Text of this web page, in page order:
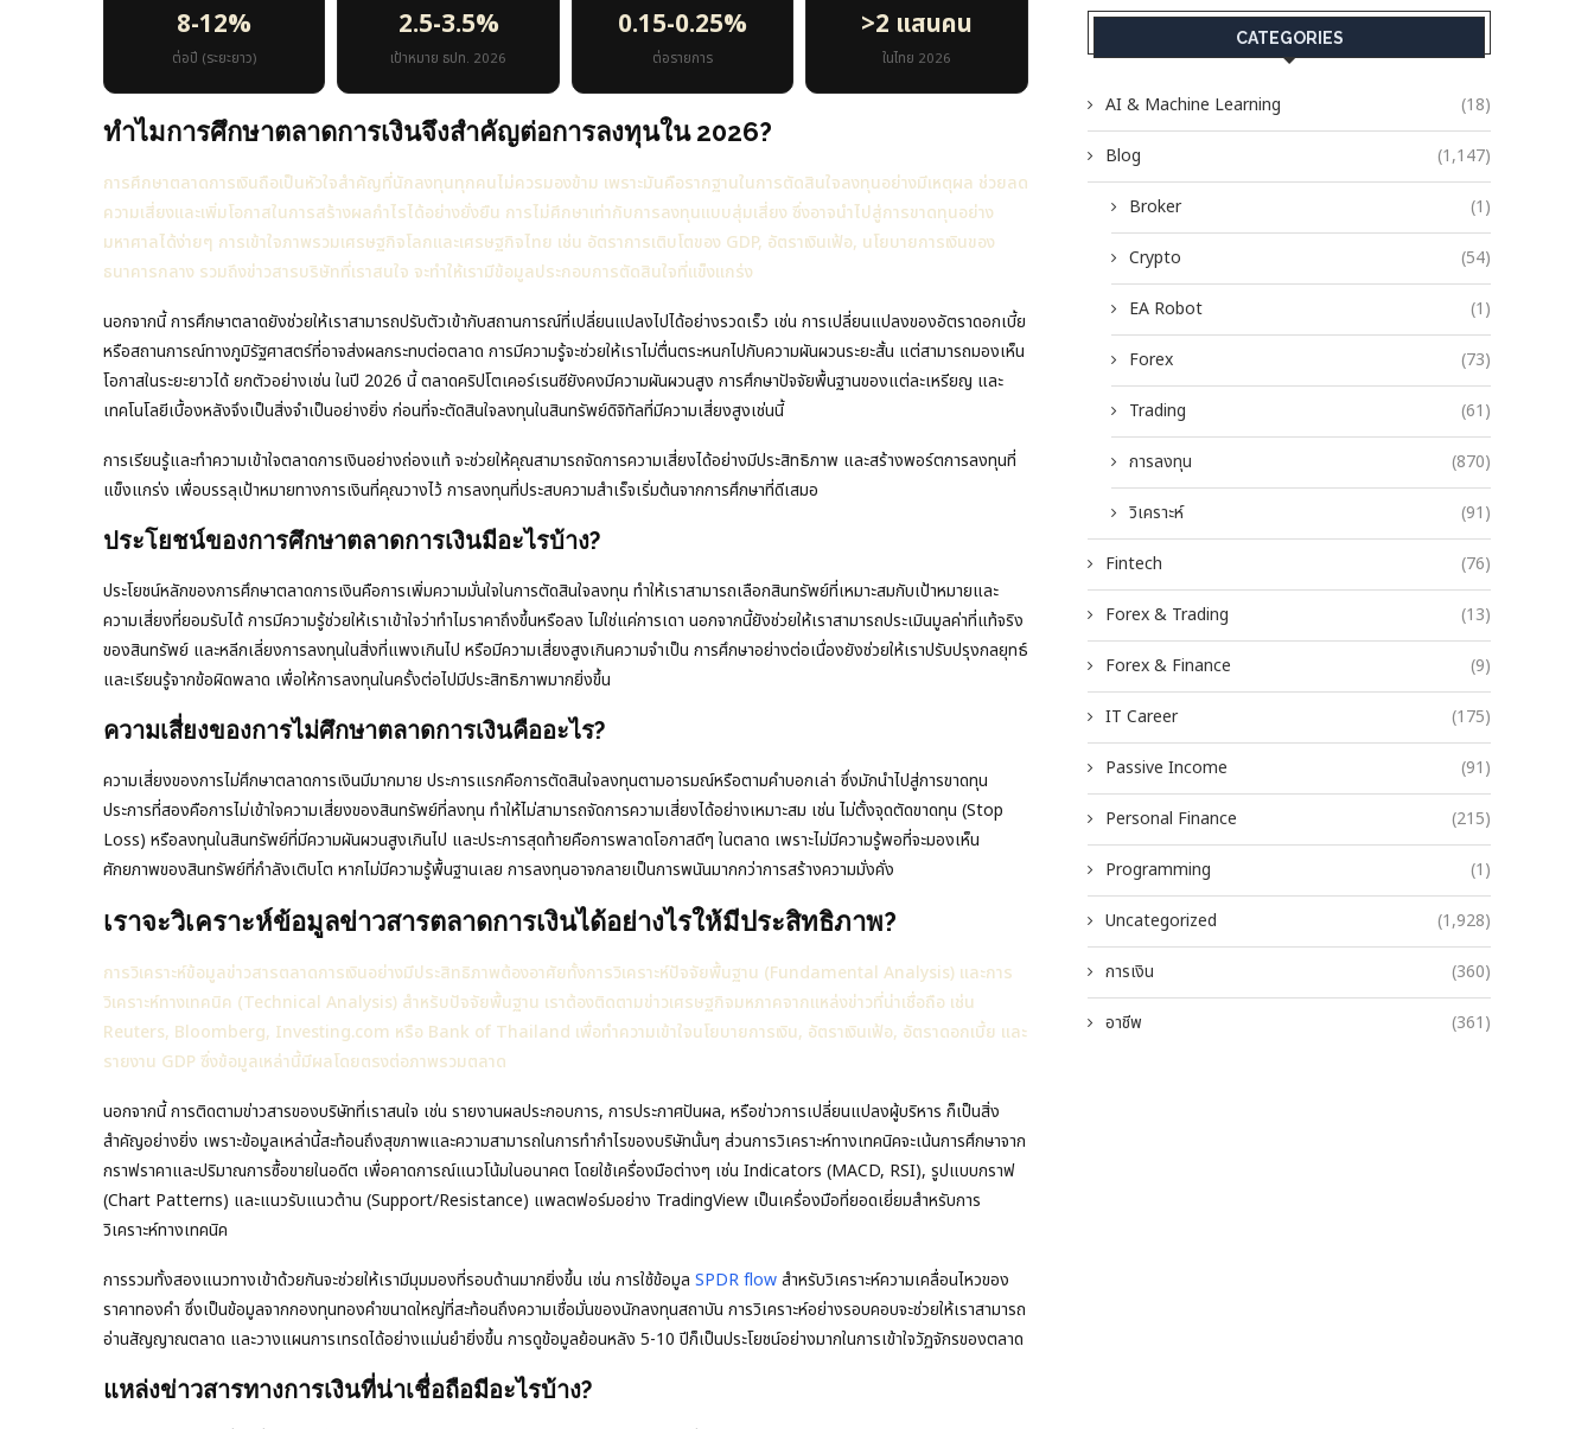
8-12%
ต่อปี (ระยะยาว)
2.5-3.5%
เป้าหมาย ธปท. 2026
0.15-0.25%
ต่อรายการ
>2 แสนคน
ในไทย 2026
ทำไมการศึกษาตลาดการเงินจึงสำคัญต่อการลงทุนใน 2026?
การศึกษาตลาดการเงินถือเป็นหัวใจสำคัญที่นักลงทุนทุกคนไม่ควรมองข้าม เพราะมันคือรากฐานในการตัดสินใจลงทุนอย่างมีเหตุผล ช่วยลด
ความเสี่ยงและเพิ่มโอกาสในการสร้างผลกำไรได้อย่างยั่งยืน การไม่ศึกษาเท่ากับการลงทุนแบบสุ่มเสี่ยง ซึ่งอาจนำไปสู่การขาดทุนอย่าง
มหาศาลได้ง่ายๆ การเข้าใจภาพรวมเศรษฐกิจโลกและเศรษฐกิจไทย เช่น อัตราการเติบโตของ GDP, อัตราเงินเฟ้อ, นโยบายการเงินของ
ธนาคารกลาง รวมถึงข่าวสารบริษัทที่เราสนใจ จะทำให้เรามีข้อมูลประกอบการตัดสินใจที่แข็งแกร่ง
นอกจากนี้ การศึกษาตลาดยังช่วยให้เราสามารถปรับตัวเข้ากับสถานการณ์ที่เปลี่ยนแปลงไปได้อย่างรวดเร็ว เช่น การเปลี่ยนแปลงของอัตราดอกเบี้ย
หรือสถานการณ์ทางภูมิรัฐศาสตร์ที่อาจส่งผลกระทบต่อตลาด การมีความรู้จะช่วยให้เราไม่ตื่นตระหนกไปกับความผันผวนระยะสั้น แต่สามารถมองเห็น
โอกาสในระยะยาวได้ ยกตัวอย่างเช่น ในปี 2026 นี้ ตลาดคริปโตเคอร์เรนซียังคงมีความผันผวนสูง การศึกษาปัจจัยพื้นฐานของแต่ละเหรียญ และ
เทคโนโลยีเบื้องหลังจึงเป็นสิ่งจำเป็นอย่างยิ่ง ก่อนที่จะตัดสินใจลงทุนในสินทรัพย์ดิจิทัลที่มีความเสี่ยงสูงเช่นนี้
การเรียนรู้และทำความเข้าใจตลาดการเงินอย่างถ่องแท้ จะช่วยให้คุณสามารถจัดการความเสี่ยงได้อย่างมีประสิทธิภาพ และสร้างพอร์ตการลงทุนที่
แข็งแกร่ง เพื่อบรรลุเป้าหมายทางการเงินที่คุณวางไว้ การลงทุนที่ประสบความสำเร็จเริ่มต้นจากการศึกษาที่ดีเสมอ
ประโยชน์ของการศึกษาตลาดการเงินมีอะไรบ้าง?
ประโยชน์หลักของการศึกษาตลาดการเงินคือการเพิ่มความมั่นใจในการตัดสินใจลงทุน ทำให้เราสามารถเลือกสินทรัพย์ที่เหมาะสมกับเป้าหมายและ
ความเสี่ยงที่ยอมรับได้ การมีความรู้ช่วยให้เราเข้าใจว่าทำไมราคาถึงขึ้นหรือลง ไม่ใช่แค่การเดา นอกจากนี้ยังช่วยให้เราสามารถประเมินมูลค่าที่แท้จริง
ของสินทรัพย์ และหลีกเลี่ยงการลงทุนในสิ่งที่แพงเกินไป หรือมีความเสี่ยงสูงเกินความจำเป็น การศึกษาอย่างต่อเนื่องยังช่วยให้เราปรับปรุงกลยุทธ์
และเรียนรู้จากข้อผิดพลาด เพื่อให้การลงทุนในครั้งต่อไปมีประสิทธิภาพมากยิ่งขึ้น
ความเสี่ยงของการไม่ศึกษาตลาดการเงินคืออะไร?
ความเสี่ยงของการไม่ศึกษาตลาดการเงินมีมากมาย ประการแรกคือการตัดสินใจลงทุนตามอารมณ์หรือตามคำบอกเล่า ซึ่งมักนำไปสู่การขาดทุน
ประการที่สองคือการไม่เข้าใจความเสี่ยงของสินทรัพย์ที่ลงทุน ทำให้ไม่สามารถจัดการความเสี่ยงได้อย่างเหมาะสม เช่น ไม่ตั้งจุดตัดขาดทุน (Stop
Loss) หรือลงทุนในสินทรัพย์ที่มีความผันผวนสูงเกินไป และประการสุดท้ายคือการพลาดโอกาสดีๆ ในตลาด เพราะไม่มีความรู้พอที่จะมองเห็น
ศักยภาพของสินทรัพย์ที่กำลังเติบโต หากไม่มีความรู้พื้นฐานเลย การลงทุนอาจกลายเป็นการพนันมากกว่าการสร้างความมั่งคั่ง
เราจะวิเคราะห์ข้อมูลข่าวสารตลาดการเงินได้อย่างไรให้มีประสิทธิภาพ?
การวิเคราะห์ข้อมูลข่าวสารตลาดการเงินอย่างมีประสิทธิภาพต้องอาศัยทั้งการวิเคราะห์ปัจจัยพื้นฐาน (Fundamental Analysis) และการ
วิเคราะห์ทางเทคนิค (Technical Analysis) สำหรับปัจจัยพื้นฐาน เราต้องติดตามข่าวเศรษฐกิจมหภาคจากแหล่งข่าวที่น่าเชื่อถือ เช่น
Reuters, Bloomberg, Investing.com หรือ Bank of Thailand เพื่อทำความเข้าใจนโยบายการเงิน, อัตราเงินเฟ้อ, อัตราดอกเบี้ย และ
รายงาน GDP ซึ่งข้อมูลเหล่านี้มีผลโดยตรงต่อภาพรวมตลาด
นอกจากนี้ การติดตามข่าวสารของบริษัทที่เราสนใจ เช่น รายงานผลประกอบการ, การประกาศปันผล, หรือข่าวการเปลี่ยนแปลงผู้บริหาร ก็เป็นสิ่ง
สำคัญอย่างยิ่ง เพราะข้อมูลเหล่านี้สะท้อนถึงสุขภาพและความสามารถในการทำกำไรของบริษัทนั้นๆ ส่วนการวิเคราะห์ทางเทคนิคจะเน้นการศึกษาจาก
กราฟราคาและปริมาณการซื้อขายในอดีต เพื่อคาดการณ์แนวโน้มในอนาคต โดยใช้เครื่องมือต่างๆ เช่น Indicators (MACD, RSI), รูปแบบกราฟ
(Chart Patterns) และแนวรับแนวต้าน (Support/Resistance) แพลตฟอร์มอย่าง TradingView เป็นเครื่องมือที่ยอดเยี่ยมสำหรับการ
วิเคราะห์ทางเทคนิค
การรวมทั้งสองแนวทางเข้าด้วยกันจะช่วยให้เรามีมุมมองที่รอบด้านมากยิ่งขึ้น เช่น การใช้ข้อมูล SPDR flowสำหรับวิเคราะห์ความเคลื่อนไหวของ
ราคาทองคำ ซึ่งเป็นข้อมูลจากกองทุนทองคำขนาดใหญ่ที่สะท้อนถึงความเชื่อมั่นของนักลงทุนสถาบัน การวิเคราะห์อย่างรอบคอบจะช่วยให้เราสามารถ
อ่านสัญญาณตลาด และวางแผนการเทรดได้อย่างแม่นยำยิ่งขึ้น การดูข้อมูลย้อนหลัง 5-10 ปีก็เป็นประโยชน์อย่างมากในการเข้าใจวัฏจักรของตลาด
แหล่งข่าวสารทางการเงินที่น่าเชื่อถือมีอะไรบ้าง?
CATEGORIES
AI & Machine Learning (18)
Blog (1,147)
Broker (1)
Crypto (54)
EA Robot (1)
Forex (73)
Trading (61)
การลงทุน (870)
วิเคราะห์ (91)
Fintech (76)
Forex & Trading (13)
Forex & Finance (9)
IT Career (175)
Passive Income (91)
Personal Finance (215)
Programming (1)
Uncategorized (1,928)
การเงิน (360)
อาชีพ (361)